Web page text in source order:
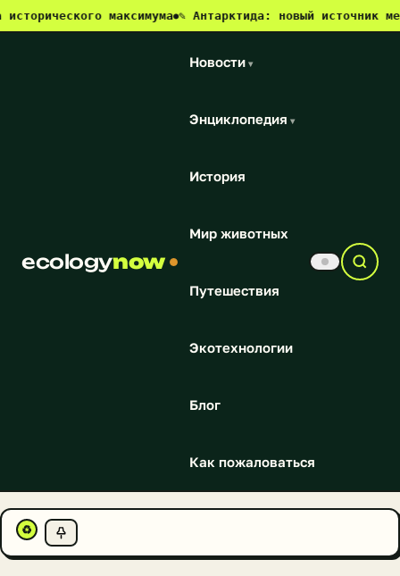
максимума●✎ Антарктида: новый источник метана и
ecologynow
Новости ▾
Энциклопедия ▾
История
Мир животных
Путешествия
Экотехнологии
Блог
Как пожаловаться
♻